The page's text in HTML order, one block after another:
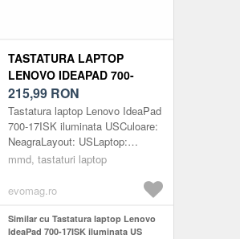
TASTATURA LAPTOP
LENOVO IDEAPAD 700-
17ISK ILUMINATA US
215,99 RON
Tastatura laptop Lenovo IdeaPad
700-17ISK iluminata USCuloare:
NeagraLayout: USLaptop:
17.3inchGreutate: 200gCod
MMDLENOVO3611BUSNota-
mmd, tastaturi laptop
evomag.ro
Similar cu Tastatura laptop Lenovo
IdeaPad 700-17ISK iluminata US